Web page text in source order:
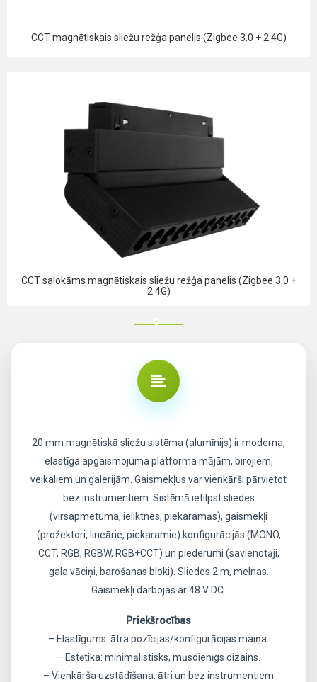
CCT magnētiskais sliežu režģa panelis (Zigbee 3.0 + 2.4G)
CCT salokāms magnētiskais sliežu režģa panelis (Zigbee 3.0 +
2.4G)
20 mm magnētiskā sliežu sistēma (alumīnijs) ir moderna,
elastīga apgaismojuma platforma mājām, birojiem,
veikaliem un galerijām. Gaismekļus var vienkārši pārvietot
bez instrumentiem. Sistēmā ietilpst sliedes
(virsapmetuma, ieliktnes, piekaramās), gaismekļi
(prožektori, lineārie, piekaramie) konfigurācijās (MONO,
CCT, RGB, RGBW, RGB+CCT) un piederumi (savienotāji,
gala vāciņi, barošanas bloki). Sliedes 2 m, melnas.
Gaismekļi darbojas ar 48 V DC.
Priekšrocības
– Elastīgums: ātra pozīcijas/konfigurācijas maiņa.
– Estētika: minimālistisks, mūsdienīgs dizains.
– Vienkārša uzstādīšana: ātri un bez instrumentiem